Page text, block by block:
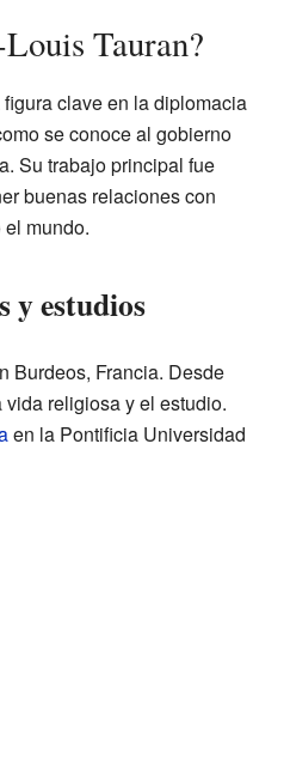
Tauran?
clave en la diplomacia
se conoce al gobierno
Su trabajo principal fue
buenas relaciones con
mundo.
y estudios
Burdeos, Francia. Desde
religiosa y el estudio.
en la Pontificia Universidad